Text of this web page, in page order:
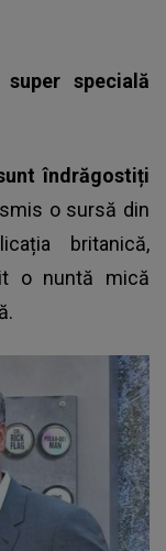
specială
îndrăgostiți
o sursă din
britanică,
o nuntă mică